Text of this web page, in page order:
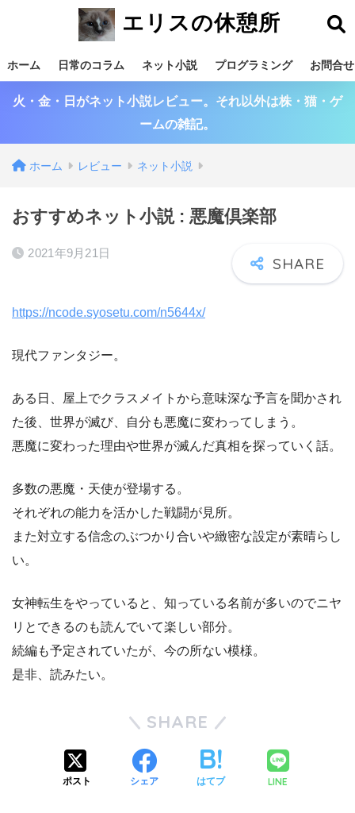
エリスの休憩所
ホーム 日常のコラム ネット小説 プログラミング お問合せ
火・金・日がネット小説レビュー。それ以外は株・猫・ゲ
ームの雑記。
ホーム レビュー ネット小説
おすすめネット小説 : 悪魔倶楽部
2021年9月21日
https://ncode.syosetu.com/n5644x/
現代ファンタジー。
ある日、屋上でクラスメイトから意味深な予言を聞かされ
た後、世界が滅び、自分も悪魔に変わってしまう。
悪魔に変わった理由や世界が滅んだ真相を探っていく話。
多数の悪魔・天使が登場する。
それぞれの能力を活かした戦闘が見所。
また対立する信念のぶつかり合いや緻密な設定が素晴らし
い。
女神転生をやっていると、知っている名前が多いのでニヤ
リとできるのも読んでいて楽しい部分。
続編も予定されていたが、今の所ない模様。
是非、読みたい。
SHARE
ポスト シェア はてブ LINE